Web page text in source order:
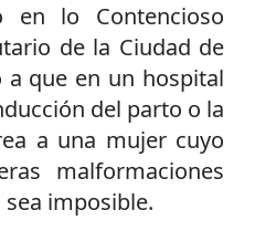
en lo Contencioso
de la Ciudad de
a que en un hospital
del parto o la
a una mujer cuyo
malformaciones
imposible.